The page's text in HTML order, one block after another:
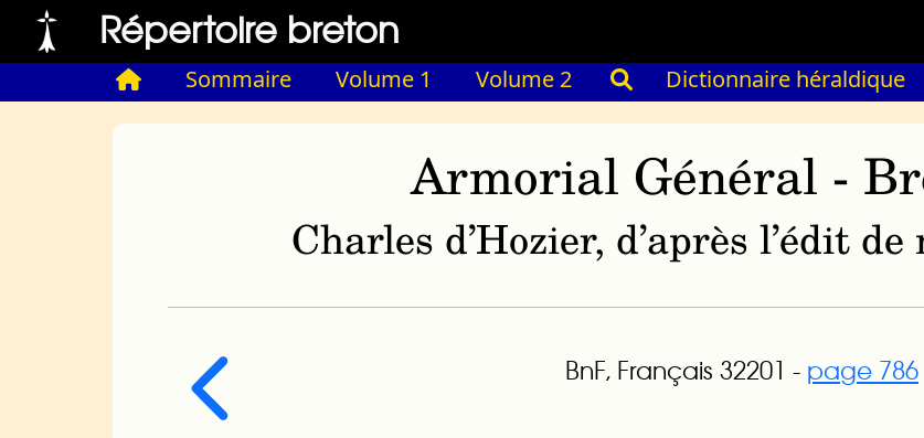
Répertoire breton
Sommaire Volume 1 Volume 2 Dictionnaire héraldique
Armorial Général -
Charles d’Hozier, d’après l’édit
BnF, Français 32201 - page 786